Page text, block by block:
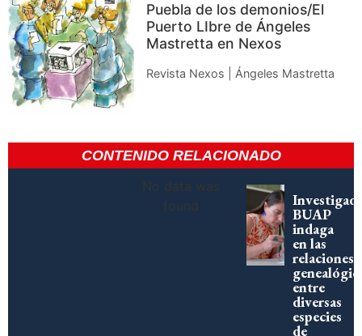
Puebla de los demonios/El
Puerto LIbre de Ángeles
Mastretta en Nexos
Revista Nexos | Ángeles Mastretta
CONTENIDO RELACIONADO
No data was
found
BUAP
indaga
en las
relaciones
entre
diversas
especies
de